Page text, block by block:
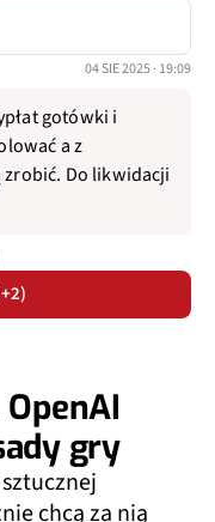
04 SIE 2025 · 19:09
gotówki i
a z
Do likwidacji
gry
chcą za nią